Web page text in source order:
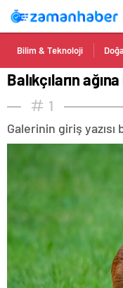
Bilim & Teknoloji Doğa
Balıkçıların
1
Galerinin giriş